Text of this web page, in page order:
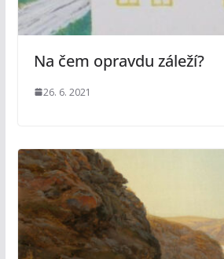
Na čem opravdu záleží?
26. 6. 2021